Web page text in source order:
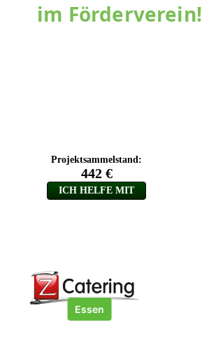
im Förderverein!
Essen